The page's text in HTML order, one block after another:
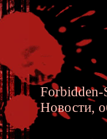
Forbidden-
Новости,